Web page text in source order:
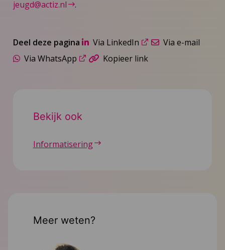
jeugd@actiz.nl
.
Deel deze pagina Via LinkedIn
Via e-mail
Via WhatsApp
Kopieer link
Bekijk ook
Informatisering
Meer weten?